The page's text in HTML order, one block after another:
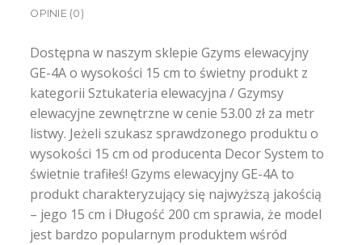
OPINIE (0)
Dostępna w naszym sklepie Gzyms elewacyjny
GE-4A o wysokości 15 cm to świetny produkt z
kategorii Sztukateria elewacyjna / Gzymsy
elewacyjne zewnętrzne w cenie 53.00 zł za metr
listwy. Jeżeli szukasz sprawdzonego produktu o
wysokości 15 cm od producenta Decor System to
świetnie trafiłeś! Gzyms elewacyjny GE-4A to
produkt charakteryzujący się najwyższą jakością
– jego 15 cm i Długość 200 cm sprawia, że model
jest bardzo popularnym produktem wśród